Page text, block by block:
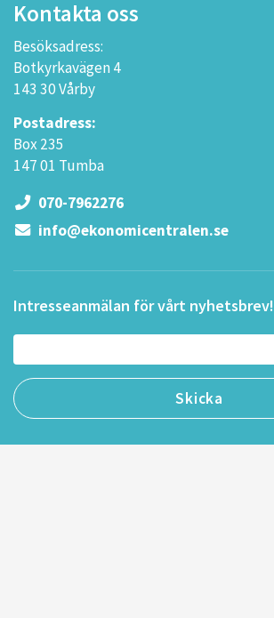
Kontakta oss
Besöksadress:
Botkyrkavägen 4
143 30 Vårby
Postadress:
Box 235
147 01 Tumba
070-7962276
info@ekonomicentralen.se
Intresseanmälan för vårt nyhetsbrev!